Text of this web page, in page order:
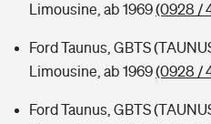
Limousine, ab 1969(0928 /
Ford Taunus, GBTS
Limousine, ab 1969(0928 /
Ford Taunus, GBTS